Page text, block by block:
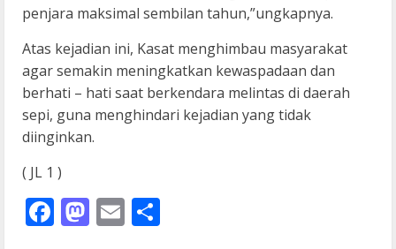
penjara maksimal sembilan tahun,”ungkapnya.
Atas kejadian ini, Kasat menghimbau masyarakat
agar semakin meningkatkan kewaspadaan dan
berhati – hati saat berkendara melintas di daerah
sepi, guna menghindari kejadian yang tidak
diinginkan.
( JL 1 )
Facebook
Mastodon
Email